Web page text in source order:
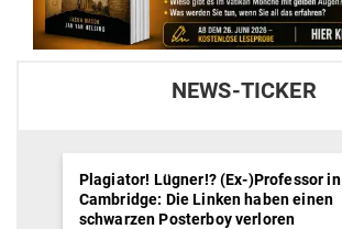
NEWS-TICKER
Plagiator! Lügner!? (Ex-)Professor in
Cambridge: Die Linken haben einen
schwarzen Posterboy verloren